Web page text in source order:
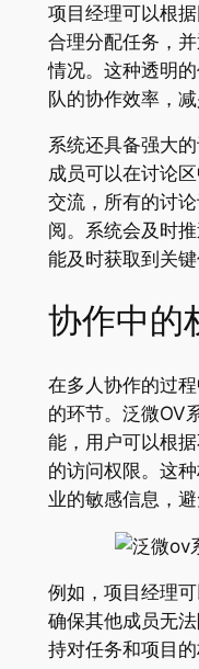
项目经理可以根
合理分配任务，
情况。这种透明
队的协作效率，减
系统还具备强大
成员可以在讨论
交流，所有的讨
阅。系统会及时
能及时获取到关键
协作中的
在多人协作的过
的环节。泛微OV
能，用户可以根
的访问权限。这
业的敏感信息，避
例如，项目经理
确保其他成员无
持对任务和项目